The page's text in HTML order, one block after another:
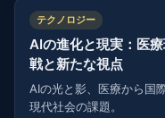
テクノロジー
AIの進化と現実：医
戦と新たな視点
AIの光と影、医療から国
現代社会の課題。